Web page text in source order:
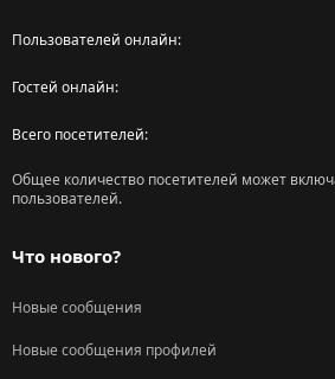
Пользователей онлайн
Гостей онлайн
Всего посетителей
Общее количество посетителей может
пользователей.
Что нового?
Новые сообщения
Новые сообщения профилей